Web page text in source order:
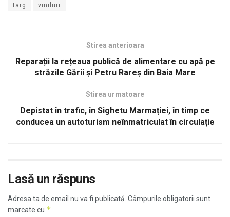
targ viniluri
Stirea anterioara
Reparații la rețeaua publică de alimentare cu apă pe
străzile Gării și Petru Rareș din Baia Mare
Stirea urmatoare
Depistat în trafic, în Sighetu Marmației, în timp ce
conducea un autoturism neînmatriculat în circulație
Lasă un răspuns
Adresa ta de email nu va fi publicată. Câmpurile obligatorii sunt
marcate cu *